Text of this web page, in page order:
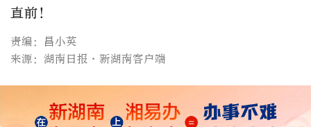
直前！
责编：昌小英
来源：湖南日报·新湖南客户端